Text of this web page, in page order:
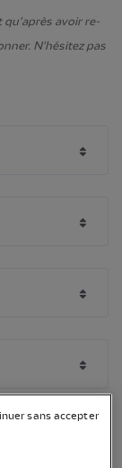
avoir re-
N'hésitez pas
sans accepter